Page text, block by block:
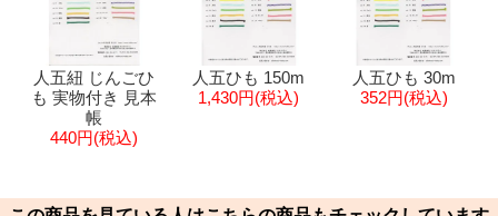
人五紐 じんごひ
も 実物付き 見本
帳
440円(税込)
人五ひも 150m
1,430円(税込)
人五ひも 30m
352円(税込)